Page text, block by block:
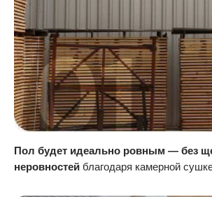
Пол будет идеально ровным — без
неровностей благодаря камерной